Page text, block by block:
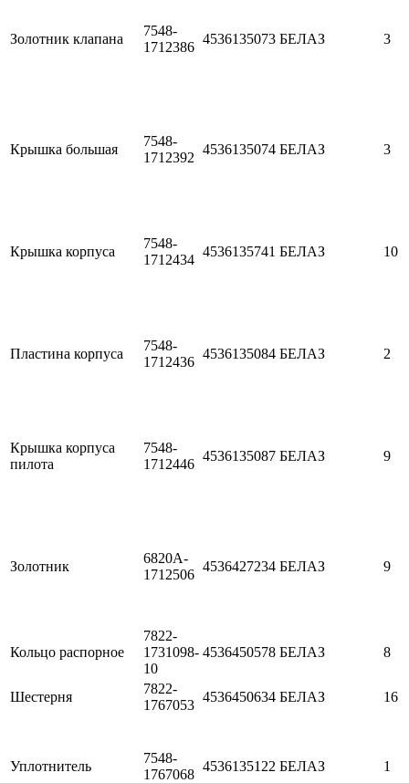
Золотник клапана
7548-
1712386
4536135073 БЕЛАЗ 3
Крышка большая
7548-
1712392
4536135074 БЕЛАЗ 3
Крышка корпуса
7548-
1712434
4536135741 БЕЛАЗ 10
Пластина корпуса
7548-
1712436
4536135084 БЕЛАЗ 2
Крышка корпуса
пилота
7548-
1712446
4536135087 БЕЛАЗ 9
Золотник
6820A-
1712506
4536427234 БЕЛАЗ 9
Кольцо распорное
7822-
1731098-
10
4536450578 БЕЛАЗ 8
Шестерня
7822-
1767053
4536450634 БЕЛАЗ 16
Уплотнитель
7548-
1767068
4536135122 БЕЛАЗ 1